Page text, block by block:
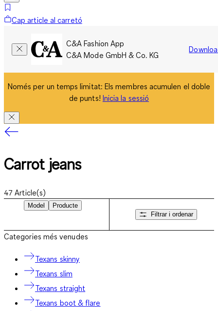
Cap article al carretó
C&A Fashion App
C&A Mode GmbH & Co. KG
Només per un temps limitat: Els membres acumulen el doble
de punts! Inicia la sessió
Carrot jeans
47 Article(s)
Model
Producte
Filtrar i ordenar
Categories més venudes
Texans skinny
Texans slim
Texans straight
Texans boot & flare